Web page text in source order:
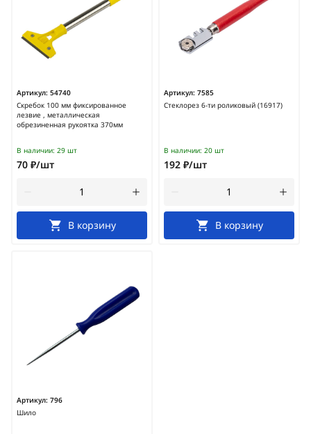
Артикул: 54740
Скребок 100 мм фиксированное
лезвие , металлическая
обрезиненная рукоятка 370мм
В наличии: 29 шт
70 ₽/шт
В корзину
Артикул: 7585
Стеклорез 6-ти роликовый (16917)
В наличии: 20 шт
192 ₽/шт
В корзину
Артикул: 796
Шило